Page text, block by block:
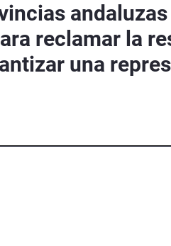
reclamar la
una